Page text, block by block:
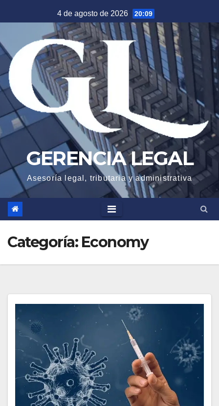
al
4 de agosto de 2026 20:09
GERENCIA LEGAL
Asesoría legal, tributaria y administrativa
Categoría: Economy